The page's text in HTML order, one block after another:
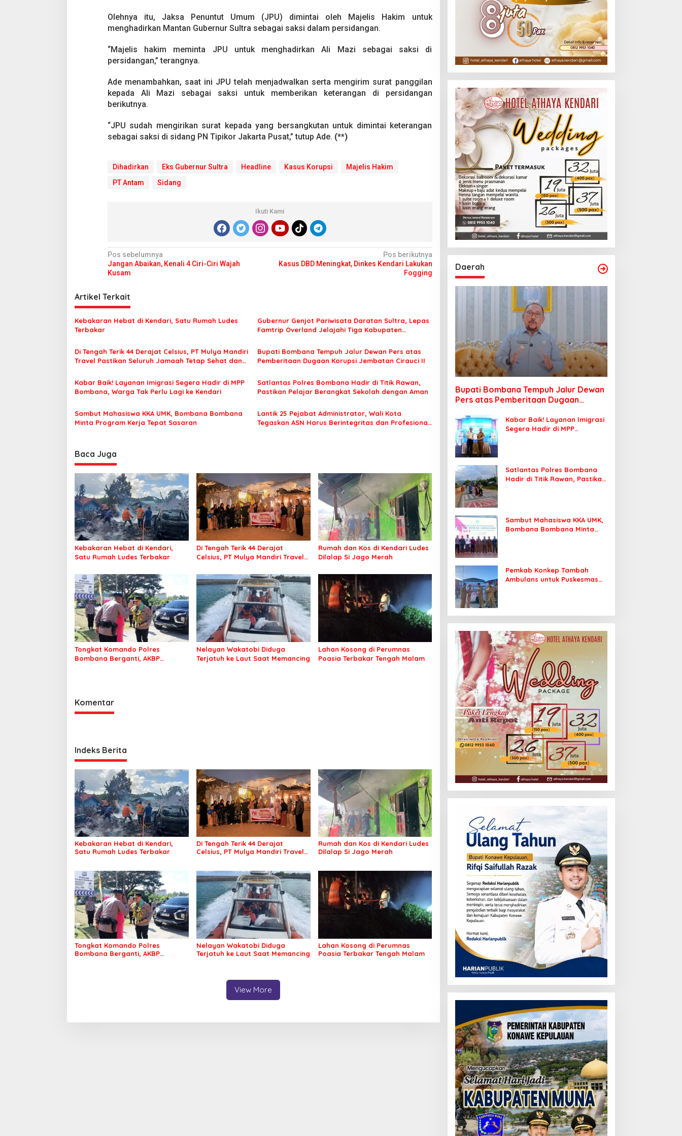
o
r
p
s
i
T
A
n
m
Olehnya itu, Jaksa Penuntut Umum (JPU) dimintai oleh Majelis Hakim untuk
menghadirkan Mantan Gubernur Sultra sebagai saksi dalam persidangan.
“Majelis hakim meminta JPU untuk menghadirkan Ali Mazi sebagai saksi di
persidangan,” terangnya.
Ade menambahkan, saat ini JPU telah menjadwalkan serta mengirim surat panggilan
kepada Ali Mazi sebagai saksi untuk memberikan keterangan di persidangan
berikutnya.
“JPU sudah mengirikan surat kepada yang bersangkutan untuk dimintai keterangan
sebagai saksi di sidang PN Tipikor Jakarta Pusat,” tutup Ade. (**)
Dihadirkan Eks Gubernur Sultra Headline Kasus Korupsi
Majelis Hakim
PT Antam
Sidang
Ikuti Kami
N
a
i
g
a
i
o
s
Pos sebelumnya
Jangan Abaikan, Kenali 4 Ciri-Ciri Wajah
Kusam
Pos berikutnya
Kasus DBD Meningkat, Dinkes Kendari Lakukan
Fogging
Artikel Terkait
Kebakaran Hebat di Kendari, Satu Rumah Ludes
Terbakar
Gubernur Genjot Pariwisata Daratan Sultra, Lepas
Famtrip Overland Jelajahi Tiga Kabupaten
Di Tengah Terik 44 Derajat Celsius, PT Mulya Mandiri
Travel Pastikan Seluruh Jamaah Tetap Sehat dan
Bupati Bombana Tempuh Jalur Dewan Pers atas
Pemberitaan Dugaan Korupsi Jembatan Cirauci II
Kabar Baik! Layanan Imigrasi Segera Hadir di MPP
Bombana, Warga Tak Perlu Lagi ke Kendari
Satlantas Polres Bombana Hadir di Titik Rawan,
Pastikan Pelajar Berangkat Sekolah dengan Aman
Sambut Mahasiswa KKA UMK, Bombana Bombana
Minta Program Kerja Tepat Sasaran
Lantik 25 Pejabat Administrator, Wali Kota
Tegaskan ASN Harus Berintegritas dan Profesional
Baca Juga
Kebakaran Hebat di Kendari,
Satu Rumah Ludes Terbakar
Di Tengah Terik 44 Derajat
Celsius, PT Mulya Mandiri Travel
Sehat dan Nyaman Beribadah
Rumah dan Kos di Kendari Ludes
Dilalap Si Jago Merah
Tongkat Komando Polres
Bombana Berganti, AKBP
Nelayan Wakatobi Diduga
Terjatuh ke Laut Saat Memancing
Lahan Kosong di Perumnas
Poasia Terbakar Tengah Malam
Komentar
Indeks Berita
Kebakaran Hebat di Kendari,
Satu Rumah Ludes Terbakar
Di Tengah Terik 44 Derajat
Celsius, PT Mulya Mandiri Travel
Rumah dan Kos di Kendari Ludes
Dilalap Si Jago Merah
Tongkat Komando Polres
Bombana Berganti, AKBP
Nelayan Wakatobi Diduga
Terjatuh ke Laut Saat Memancing
Lahan Kosong di Perumnas
Poasia Terbakar Tengah Malam
View More
Daerah
Bupati Bombana Tempuh Jalur Dewan
Pers atas Pemberitaan Dugaan
Kabar Baik! Layanan Imigrasi
Segera Hadir di MPP
Satlantas Polres Bombana
Hadir di Titik Rawan, Pastikan
Sambut Mahasiswa KKA UMK,
Bombana Bombana Minta
Pemkab Konkep Tambah
Ambulans untuk Puskesmas